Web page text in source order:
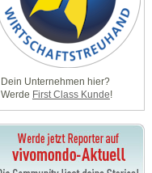
Dein Unternehmen hier?
Werde First Class Kunde!